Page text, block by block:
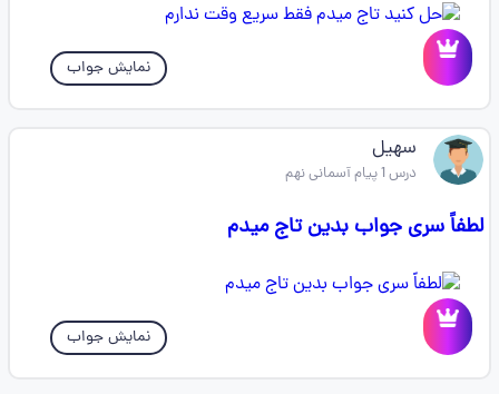
نمایش جواب
سهیل
درس 1 پیام آسمانی نهم
لطفاً سری جواب بدین تاج میدم
نمایش جواب